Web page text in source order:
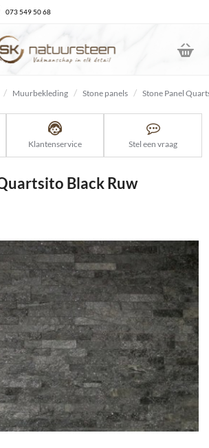
073 549 50 68
Muurbekleding Stone panels Stone Panel
Klantenservice Stel een vraag
Black Ruw